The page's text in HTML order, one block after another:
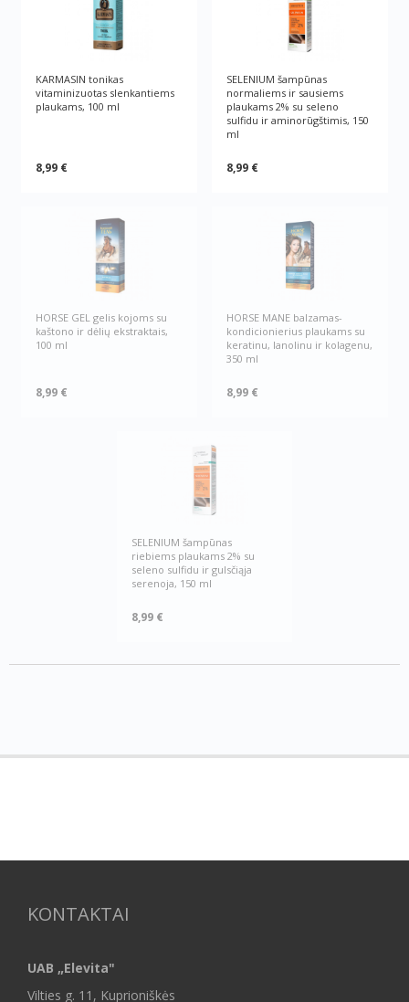
KARMASIN tonikas
vitaminizuotas slenkantiems
plaukams, 100 ml
8,99 €
SELENIUM šampūnas
normaliems ir sausiems
plaukams 2% su seleno
sulfidu ir aminorūgštimis, 150
ml
8,99 €
HORSE GEL gelis kojoms su
kaštono ir dėlių ekstraktais,
100 ml
8,99 €
HORSE MANE balzamas-
kondicionierius plaukams su
keratinu, lanolinu ir kolagenu,
350 ml
8,99 €
SELENIUM šampūnas
riebiems plaukams 2% su
seleno sulfidu ir gulsčiąja
serenoja, 150 ml
8,99 €
KONTAKTAI
UAB „Elevita"
Vilties g. 11, Kuprioniškės